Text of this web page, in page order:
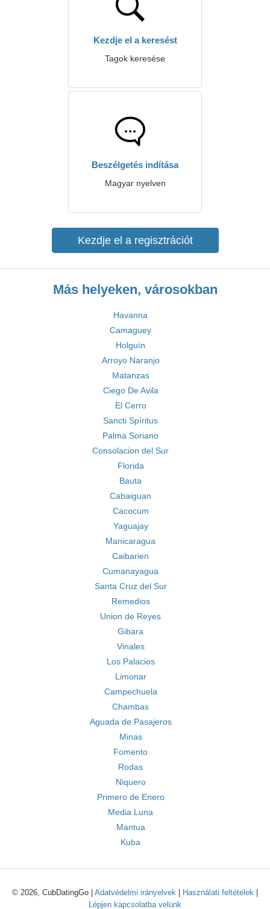
Kezdje el a keresést
Tagok keresése
Beszélgetés indítása
Magyar nyelven
Kezdje el a regisztrációt
Más helyeken, városokban
Havanna
Camaguey
Holguín
Arroyo Naranjo
Matanzas
Ciego De Avila
El Cerro
Sancti Spíritus
Palma Soriano
Consolacion del Sur
Florida
Bauta
Cabaiguan
Cacocum
Yaguajay
Manicaragua
Caibarien
Cumanayagua
Santa Cruz del Sur
Remedios
Union de Reyes
Gibara
Vinales
Los Palacios
Limonar
Campechuela
Chambas
Aguada de Pasajeros
Minas
Fomento
Rodas
Niquero
Primero de Enero
Media Luna
Mantua
Kuba
© 2026, CubDatingGo | Adatvédelmi irányelvek Használati feltételek
Lépjen kapcsolatba velünk